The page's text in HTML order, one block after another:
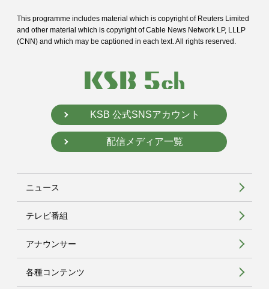
This programme includes material which is copyright of Reuters Limited
and other material which is copyright of Cable News Network LP, LLLP
(CNN) and which may be captioned in each text. All rights reserved.
KSB 公式SNSアカウント
配信メディア一覧
ニュース
テレビ番組
アナウンサー
各種コンテンツ